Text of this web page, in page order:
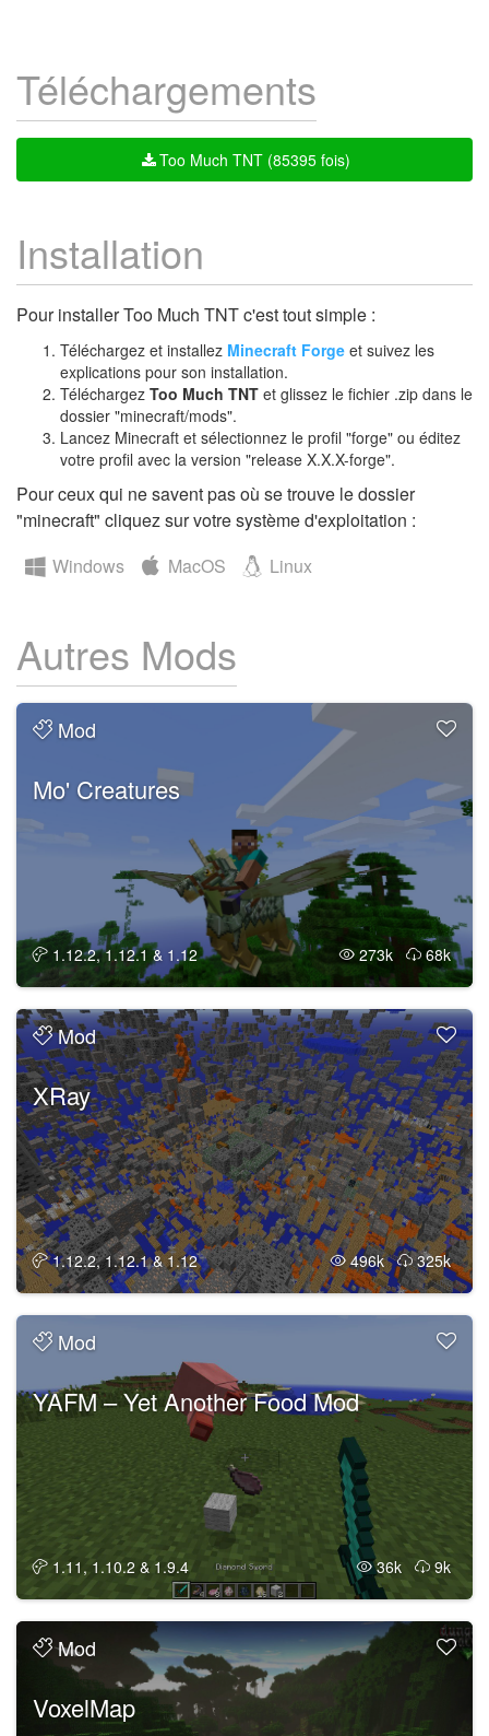
Téléchargements
Too Much TNT (85395 fois)
Installation
Pour installer Too Much TNT c'est tout simple :
Téléchargez et installez Minecraft Forge et suivez les
explications pour son installation.
Téléchargez Too Much TNT et glissez le fichier .zip dans le
dossier "minecraft/mods".
Lancez Minecraft et sélectionnez le profil "forge" ou éditez
votre profil avec la version "release X.X.X-forge".
Pour ceux qui ne savent pas où se trouve le dossier
"minecraft" cliquez sur votre système d'exploitation :
Windows
MacOS Linux
Autres Mods
Mod
Mo' Creatures
1.12.2, 1.12.1 & 1.12 273k 68k
Mod
XRay
1.12.2, 1.12.1 & 1.12 496k 325k
Mod
YAFM – Yet Another Food Mod
1.11, 1.10.2 & 1.9.4 36k 9k
Mod
VoxelMap